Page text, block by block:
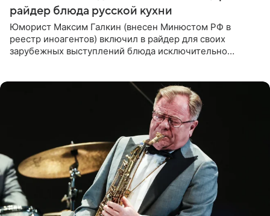
райдер блюда русской кухни
Юморист Максим Галкин (внесен Минюстом РФ в
реестр иноагентов) включил в райдер для своих
зарубежных выступлений блюда исключительно